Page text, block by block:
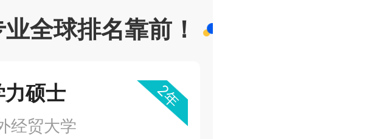
全球排名靠前！
力硕士
经贸大学
2年